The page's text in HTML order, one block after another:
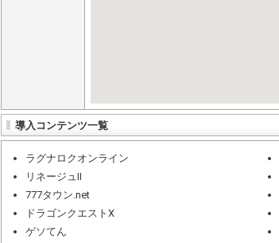
導入コンテンツ一覧
ラグナロクオンライン
リネージュII
777タウン.net
ドラゴンクエストX
ゲソてん